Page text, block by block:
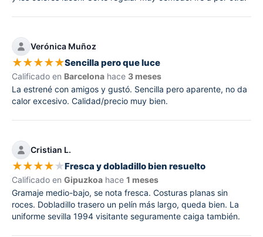
Verónica Muñoz
★★★★★Sencilla pero que luce
Calificado en Barcelona hace 3 meses
La estrené con amigos y gustó. Sencilla pero aparente, no da
calor excesivo. Calidad/precio muy bien.
Cristian L.
★★★★★Fresca y dobladillo bien resuelto
Calificado en Gipuzkoa hace 1 meses
Gramaje medio-bajo, se nota fresca. Costuras planas sin
roces. Dobladillo trasero un pelín más largo, queda bien. La
uniforme sevilla 1994 visitante seguramente caiga también.